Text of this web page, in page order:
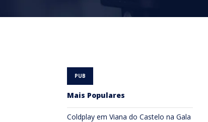
Mais Populares
Coldplay em Viana do Castelo na Gala